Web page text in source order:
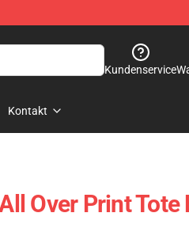
Kundenservice
Kontakt
Over Print Tote